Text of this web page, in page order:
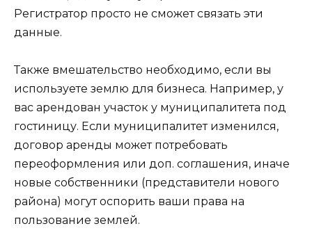
Регистратор просто не сможет связать эти
данные.
Также вмешательство необходимо, если вы
используете землю для бизнеса. Например, у
вас арендован участок у муниципалитета под
гостиницу. Если муниципалитет изменился,
договор аренды может потребовать
переоформления или доп. соглашения, иначе
новые собственники (представители нового
района) могут оспорить ваши права на
пользование землей.